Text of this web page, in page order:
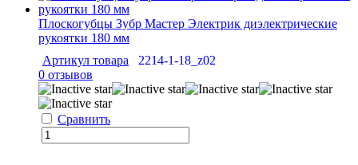
Плоскогубцы Зубр Мастер Электрик диэлектрические
рукоятки 180 мм
Артикул товара
2214-1-18_z02
0 отзывов
Сравнить